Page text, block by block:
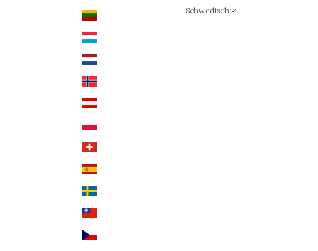
Litauen (EUR €)
Luxemburg (EUR €)
Niederlande (EUR €)
Norwegen (NOK)
Österreich (EUR €)
Polen (PLN)
Spanien (EUR €)
Schweden (SEK)
Tschechien (CZK Kč)
Schwedisch